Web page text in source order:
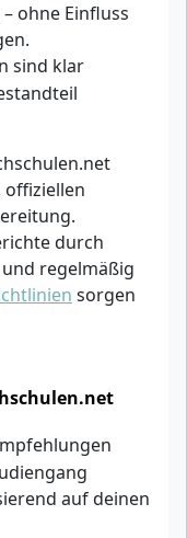
ohne Einfluss
sind klar
offiziellen
durch
regelmäßig
sorgen
auf deinen